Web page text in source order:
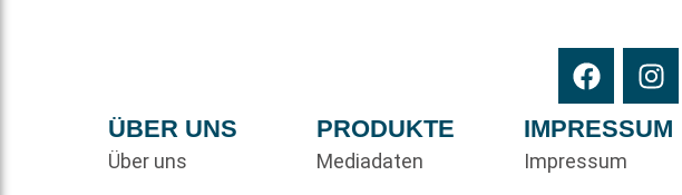
ÜBER UNS
Über uns
PRODUKTE
Mediadaten
IMPRESSUM
Impressum